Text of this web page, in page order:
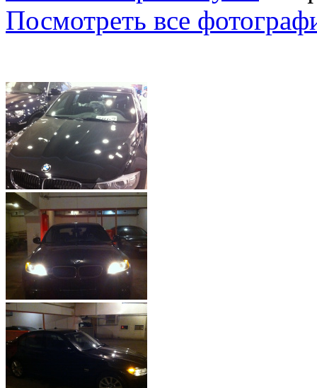
Посмотреть все